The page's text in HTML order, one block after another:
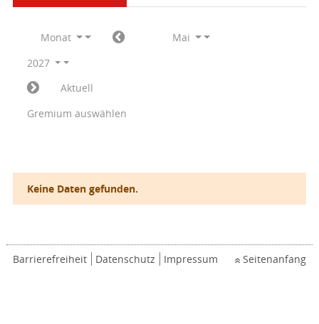
Monat
Mai
2027
Aktuell
Gremium auswählen
Keine Daten gefunden.
Barrierefreiheit Datenschutz Impressum Seitenanfang